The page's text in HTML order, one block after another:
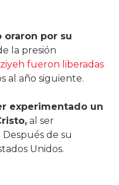
oraron por su
la presión
fueron liberadas
al año siguiente.
experimentado un
al ser
de su
Unidos.